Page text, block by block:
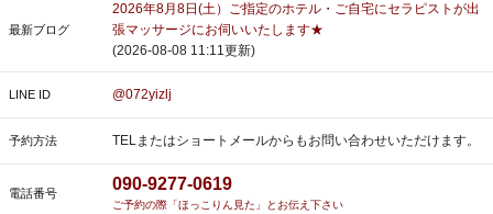
最新ブログ
2026年8月8日(土）ご指定のホテル・ご自宅にセラピストが出
張マッサージにお伺いいたします★
(2026-08-08 11:11更新)
LINE ID @072yizlj
予約方法 TELまたはショートメールからもお問い合わせいただけます。
電話番号 090-9277-0619
ご予約の際「ほっこりん見た」とお伝え下さい